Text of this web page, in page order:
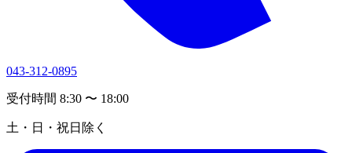
043-312-0895
受付時間 8:30 〜 18:00
土・日・祝日除く